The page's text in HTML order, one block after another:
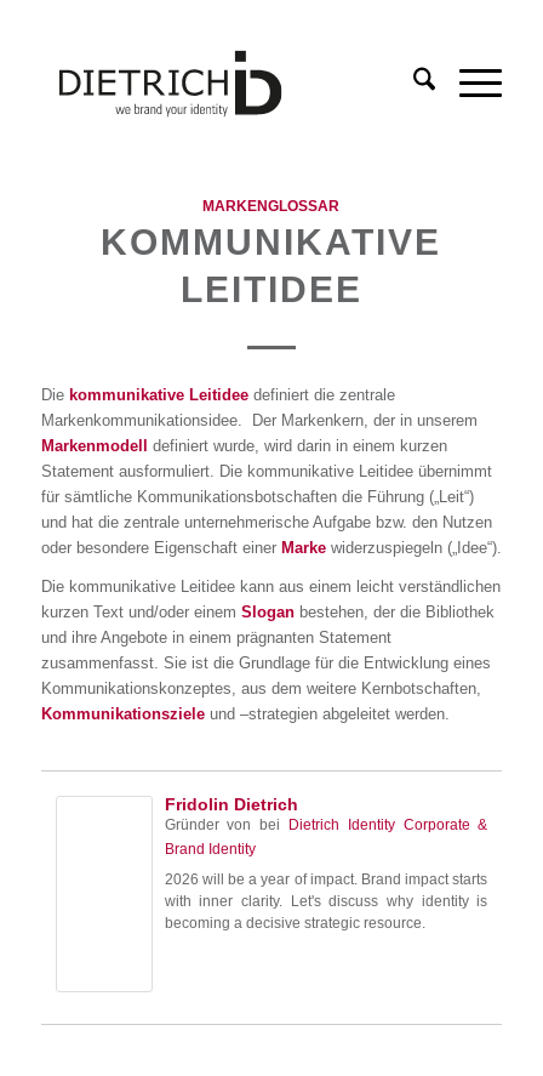
MARKENGLOSSAR
KOMMUNIKATIVE
LEITIDEE
Die kommunikative Leitideedefiniert die zentrale
Markenkommunikationsidee. Der Markenkern, der in unserem
Markenmodell
definiert wurde, wird darin in einem kurzen
Statement ausformuliert. Die kommunikative Leitidee übernimmt
für sämtliche Kommunikationsbotschaften die Führung („Leit“)
und hat die zentrale unternehmerische Aufgabe bzw. den Nutzen
oder besondere Eigenschaft einer Markewiderzuspiegeln („Idee“).
Die kommunikative Leitidee kann aus einem leicht verständlichen
kurzen Text und/oder einem Sloganbestehen, der die Bibliothek
und ihre Angebote in einem prägnanten Statement
zusammenfasst. Sie ist die Grundlage für die Entwicklung eines
Kommunikationskonzeptes, aus dem weitere Kernbotschaften,
Kommunikationszieleund –strategien abgeleitet werden.
Fridolin Dietrich
Gründer von bei
Dietrich Identity Corporate &
Brand Identity
2026 will be a year of impact. Brand impact starts
with inner clarity. Let's discuss why identity is
becoming a decisive strategic resource.